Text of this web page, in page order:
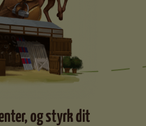
og styrk dit